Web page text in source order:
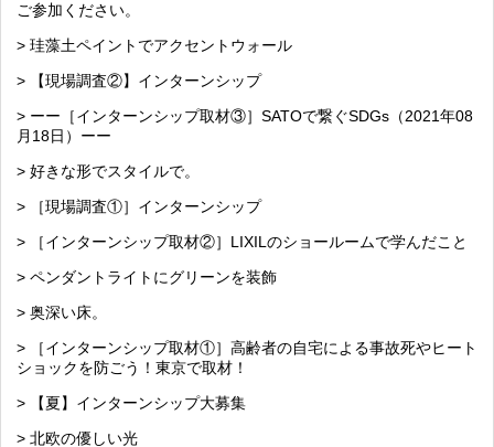
ご参加ください。
> 珪藻土ペイントでアクセントウォール
> 【現場調査②】インターンシップ
> ーー［インターンシップ取材③］SATOで繋ぐSDGs（2021年08
月18日）ーー
> 好きな形でスタイルで。
> ［現場調査①］インターンシップ
> ［インターンシップ取材②］LIXILのショールームで学んだこと
> ペンダントライトにグリーンを装飾
> 奥深い床。
> ［インターンシップ取材①］高齢者の自宅による事故死やヒート
ショックを防ごう！東京で取材！
> 【夏】インターンシップ大募集
> 北欧の優しい光